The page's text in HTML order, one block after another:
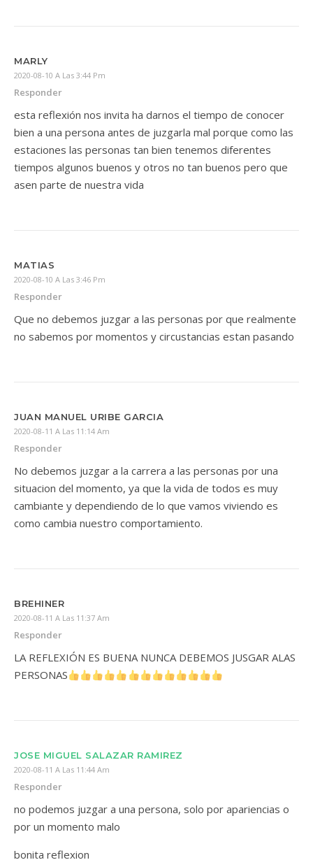
MARLY
2020-08-10 A Las 3:44 Pm
Responder
esta reflexión nos invita ha darnos el tiempo de conocer
bien a una persona antes de juzgarla mal porque como las
estaciones las personas tan bien tenemos diferentes
tiempos algunos buenos y otros no tan buenos pero que
asen parte de nuestra vida
MATIAS
2020-08-10 A Las 3:46 Pm
Responder
Que no debemos juzgar a las personas por que realmente
no sabemos por momentos y circustancias estan pasando
JUAN MANUEL URIBE GARCIA
2020-08-11 A Las 11:14 Am
Responder
No debemos juzgar a la carrera a las personas por una
situacion del momento, ya que la vida de todos es muy
cambiante y dependiendo de lo que vamos viviendo es
como cambia nuestro comportamiento.
BREHINER
2020-08-11 A Las 11:37 Am
Responder
LA REFLEXIÓN ES BUENA NUNCA DEBEMOS JUSGAR ALAS
PERSONAS
JOSE MIGUEL SALAZAR RAMIREZ
2020-08-11 A Las 11:44 Am
Responder
no podemos juzgar a una persona, solo por apariencias o
por un momento malo
bonita reflexion